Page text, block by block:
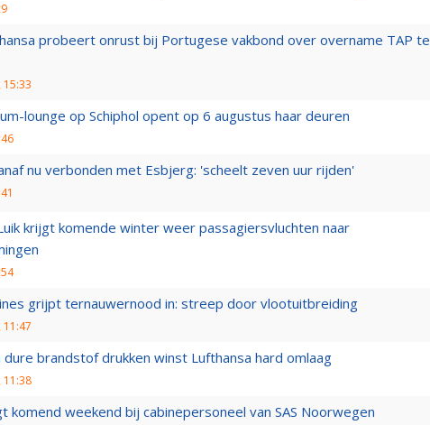
probeert onrust bij Portugese vakbond over overname TAP te
15:33
lounge op Schiphol opent op 6 augustus haar deuren
nu verbonden met Esbjerg: 'scheelt zeven uur rijden'
krijgt komende winter weer passagiersvluchten naar
grijpt ternauwernood in: streep door vlootuitbreiding
11:47
dure brandstof drukken winst Lufthansa hard omlaag
11:38
komend weekend bij cabinepersoneel van SAS Noorwegen